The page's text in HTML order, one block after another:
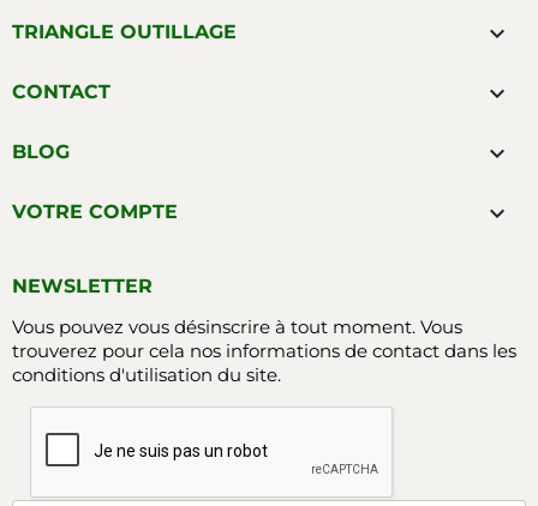
TRIANGLE OUTILLAGE 
CONTACT 
BLOG 
VOTRE COMPTE 
NEWSLETTER
Vous pouvez vous désinscrire à tout moment. Vous
trouverez pour cela nos informations de contact dans les
conditions d'utilisation du site.